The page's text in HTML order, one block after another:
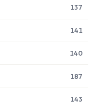
137
141
140
187
143